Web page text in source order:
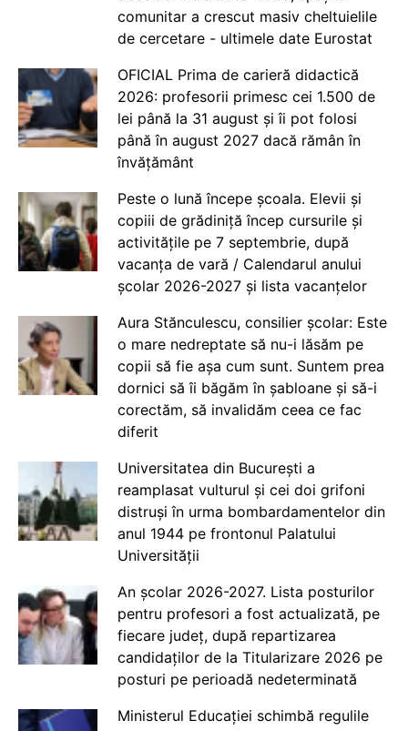
comunitar a crescut masiv cheltuielile
de cercetare - ultimele date Eurostat
OFICIAL Prima de carieră didactică
2026: profesorii primesc cei 1.500 de
lei până la 31 august și îi pot folosi
până în august 2027 dacă rămân în
învățământ
Peste o lună începe școala. Elevii și
copiii de grădiniță încep cursurile și
activitățile pe 7 septembrie, după
vacanța de vară / Calendarul anului
școlar 2026-2027 și lista vacanțelor
Aura Stănculescu, consilier școlar: Este
o mare nedreptate să nu-i lăsăm pe
copii să fie așa cum sunt. Suntem prea
dornici să îi băgăm în șabloane și să-i
corectăm, să invalidăm ceea ce fac
diferit
Universitatea din București a
reamplasat vulturul și cei doi grifoni
distruși în urma bombardamentelor din
anul 1944 pe frontonul Palatului
Universității
An școlar 2026-2027. Lista posturilor
pentru profesori a fost actualizată, pe
fiecare județ, după repartizarea
candidaților de la Titularizare 2026 pe
posturi pe perioadă nedeterminată
Ministerul Educației schimbă regulile